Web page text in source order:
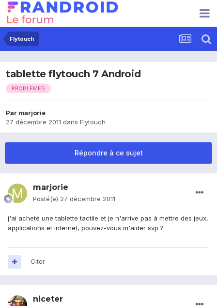
Flytouch
tablette flytouch 7 Android
PROBLEMES
Par marjorie
27 décembre 2011 dans Flytouch
Répondre à ce sujet
marjorie
Posté(e) 27 décembre 2011
j'ai acheté une tablette tactile et je n'arrive pas à mettre des jeux,
applications et internet, pouvez-vous m'aider svp ?
Citer
niceter